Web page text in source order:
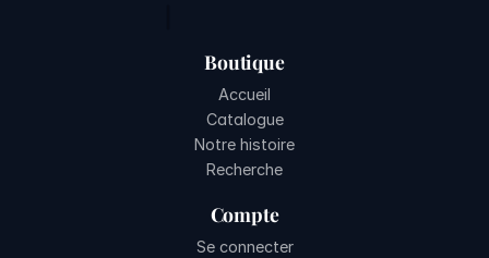
Boutique
Accueil
Catalogue
Notre histoire
Recherche
Compte
Se connecter